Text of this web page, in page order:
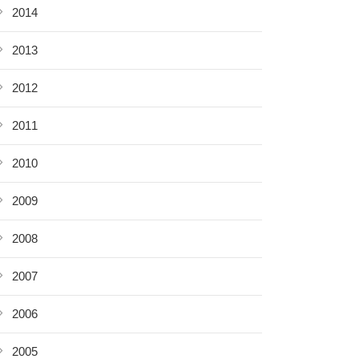
2014
2013
2012
2011
2010
2009
2008
2007
2006
2005